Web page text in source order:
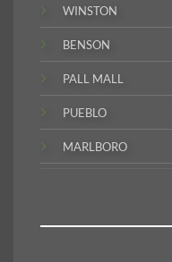
WINSTON
BENSON
PALL MALL
PUEBLO
MARLBORO